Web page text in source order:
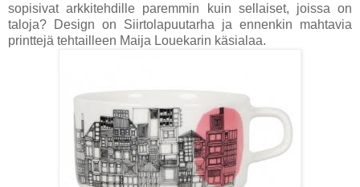
sopisivat arkkitehdille paremmin kuin sellaiset, joissa on
taloja? Design on Siirtolapuutarha ja ennenkin mahtavia
printtejä tehtailleen Maija Louekarin käsialaa.